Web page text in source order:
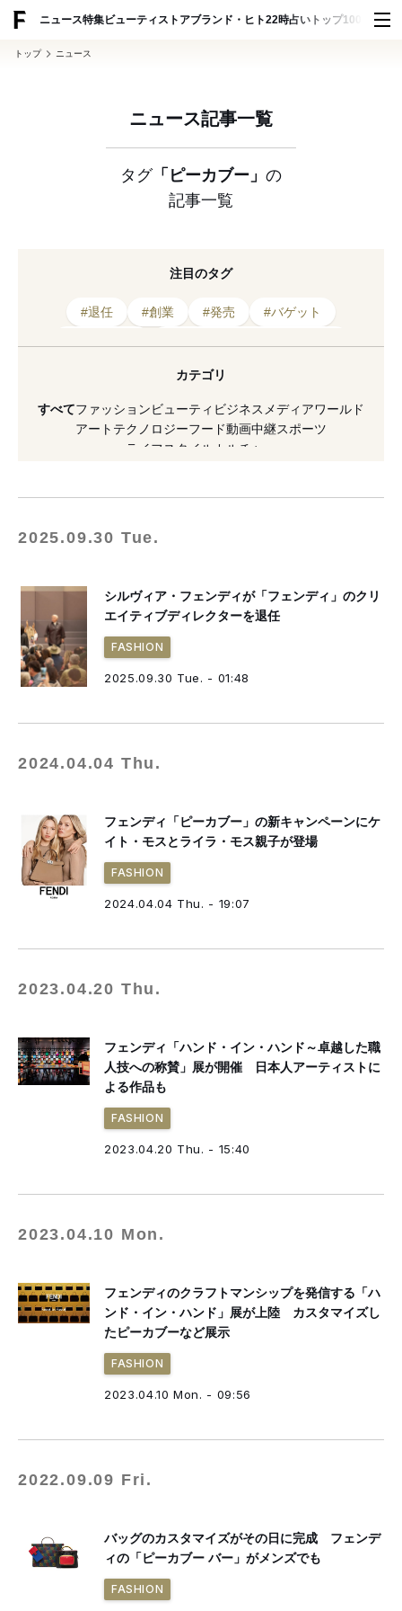
ニュース特集ビューティ ストアブランド・ヒト22時占い トップ100 スナッ
トップ ニュース
ニュース記事一覧
タグ「ピーカブー」 の
記事一覧
注目のタグ
#退任 #創業 #発売
#バゲット
#FENDI
#コラボレーション
#バッグ
#2020年発売
カテゴリ
すべてファッションビューティ ビジネス メディアワールド
アート テクノロジーフード動画中継スポーツ
ライフスタイル
カルチャー
2025.09.30 Tue.
シルヴィア・フェンディが「フェンディ」のクリ
エイティブディレクターを退任
FASHION
2025.09.30 Tue. - 01:48
2024.04.04 Thu.
フェンディ「ピーカブー」の新キャンペーンにケ
イト・モスとライラ・モス親子が登場
FASHION
2024.04.04 Thu. - 19:07
2023.04.20 Thu.
フェンディ「ハンド・イン・ハンド～卓越した職
人技への称賛」展が開催 日本人アーティストに
よる作品も
FASHION
2023.04.20 Thu. - 15:40
2023.04.10 Mon.
フェンディのクラフトマンシップを発信する「ハ
ンド・イン・ハンド」展が上陸 カスタマイズし
たピーカブーなど展示
FASHION
2023.04.10 Mon. - 09:56
2022.09.09 Fri.
バッグのカスタマイズがその日に完成 フェンデ
ィの「ピーカブー バー」がメンズでも
FASHION